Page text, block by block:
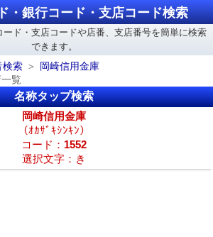
・銀行コード・支店コード検索
ド・支店コードや店番、支店番号を簡単に検索
できます。
検索
岡崎信用金庫
覧
名称タップ検索
岡崎信用金庫
（ｵｶｻﾞｷｼﾝｷﾝ）
コード： 1552
選択文字：き